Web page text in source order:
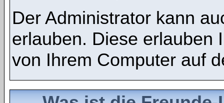
Der Administrator kann
erlauben. Diese erlauben
von Ihrem Computer auf